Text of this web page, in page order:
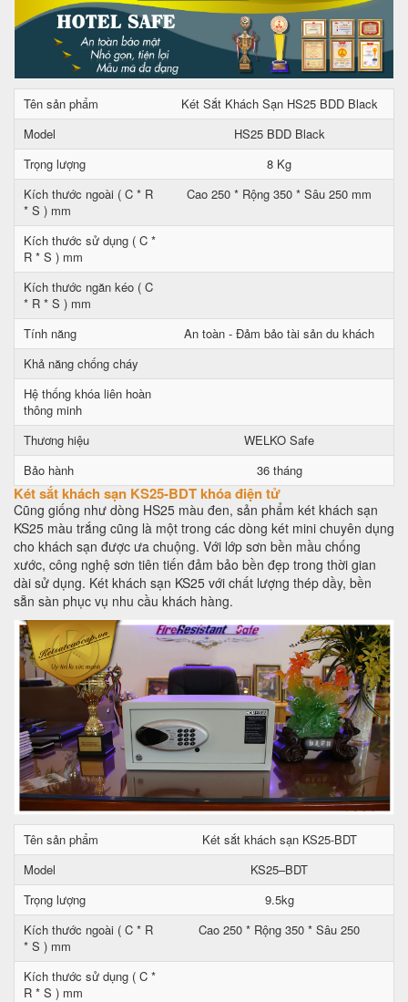
Tên sản phẩm
Két Sắt Khách Sạn HS25 BDD Black
Model
HS25 BDD Black
Trọng lượng
8 Kg
Kích thước ngoài ( C * R
* S ) mm
Cao 250 * Rộng 350 * Sâu 250 mm
Kích thước sử dụng ( C *
R * S ) mm
Kích thước ngăn kéo ( C
* R * S ) mm
Tính năng
An toàn - Đảm bảo tài sản du khách
Khả năng chống cháy
Hệ thống khóa liên hoàn
thông minh
Thương hiệu
WELKO Safe
Bảo hành
36 tháng
Két sắt khách sạn KS25-BDT khóa điện tử
Cũng giống như dòng HS25 màu đen, sản phẩm két khách sạn
KS25 màu trắng cũng là một trong các dòng két mini chuyên dụng
cho khách sạn được ưa chuộng. Với lớp sơn bền mầu chống
xước, công nghệ sơn tiên tiến đảm bảo bền đẹp trong thời gian
dài sử dụng. Két khách sạn KS25 với chất lượng thép dầy, bền
sẵn sàn phục vụ nhu cầu khách hàng.
Tên sản phẩm
Két sắt khách sạn KS25-BDT
Model
KS25–BDT
Trọng lượng
9.5kg
Kích thước ngoài ( C * R
* S ) mm
Cao 250 * Rộng 350 * Sâu 250
Kích thước sử dụng ( C *
R * S ) mm